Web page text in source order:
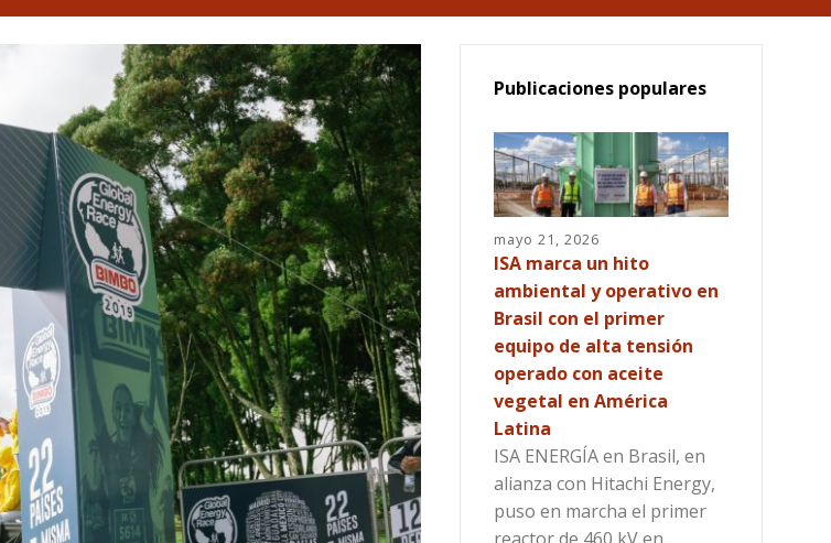
Publicaciones populares
mayo 21, 2026
ISA marca un hito
ambiental y operativo en
Brasil con el primer
equipo de alta tensión
operado con aceite
vegetal en América
Latina
ISA ENERGÍA en Brasil, en
alianza con Hitachi Energy,
puso en marcha el primer